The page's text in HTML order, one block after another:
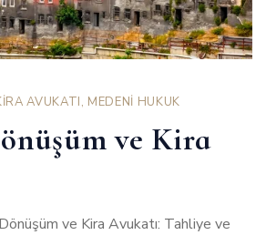
AVUKATI, MEDENİ HUKUK
ve Kira
ve Kira Avukatı: Tahliye ve